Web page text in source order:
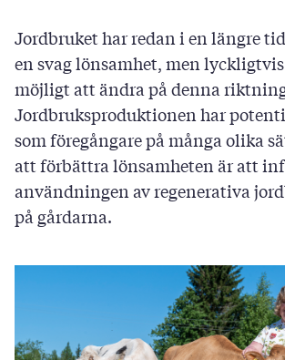
Jordbruket har redan i en längre
en svag lönsamhet, men
möjligt att ändra på denna
Jordbruksproduktionen har
som föregångare på många olika
att förbättra lönsamheten är att
användningen av regenerativa
på gårdarna.